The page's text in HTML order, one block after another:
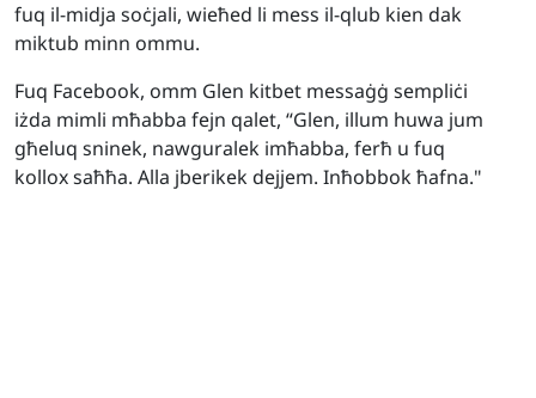
fuq il-midja soċjali, wieħed li mess il-qlub kien dak
miktub minn ommu.
Fuq Facebook, omm Glen kitbet messaġġ sempliċi
iżda mimli mħabba fejn qalet, “Glen, illum huwa jum
għeluq sninek, nawguralek imħabba, ferħ u fuq
kollox saħħa. Alla jberikek dejjem. Inħobbok ħafna."